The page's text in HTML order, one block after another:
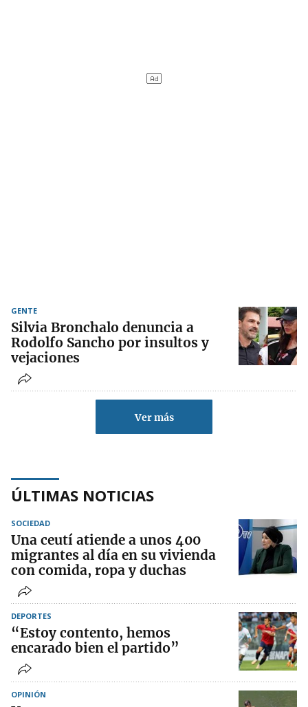
GENTE
Silvia Bronchalo denuncia a
Rodolfo Sancho por insultos y
vejaciones
Ver más
ÚLTIMAS NOTICIAS
SOCIEDAD
Una ceutí atiende a unos 400
migrantes al día en su vivienda
con comida, ropa y duchas
DEPORTES
“Estoy contento, hemos
encarado bien el partido”
OPINIÓN